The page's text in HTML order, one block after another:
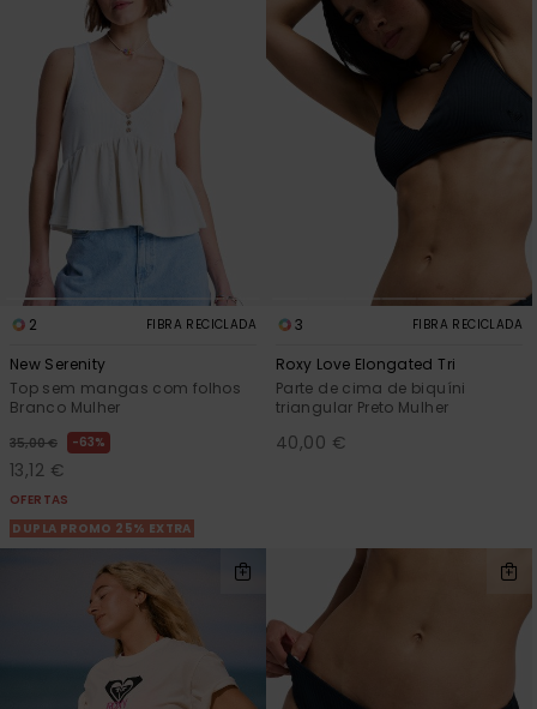
2 FIBRA RECICLADA
New Serenity
Top sem mangas com folhos
Branco Mulher
35,00 € 63%
13,12 €
OFERTAS
DUPLA PROMO 25% EXTRA
3 FIBRA RECICLADA
Roxy Love Elongated Tri
Parte de cima de biquíni
triangular Preto Mulher
40,00 €